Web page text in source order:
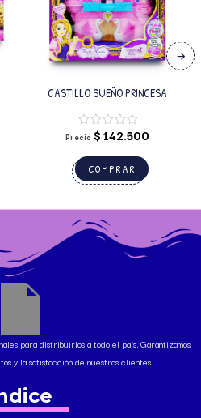
CASTILLO SUEÑO PRINCESA
Precio $142.500
COMPRAR
para distribuirlos a todo el país, Garantizamos
y la satisfacción de nuestros clientes.